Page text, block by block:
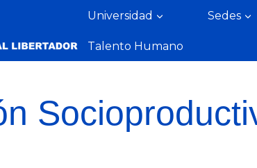
Universidad Sedes
Talento Humano